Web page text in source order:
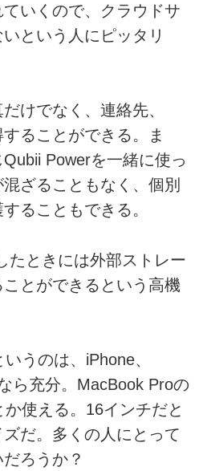
いくので、クラウドサ
という人にピッタリ
けでなく、連絡先、
ることができる。ま
Powerを一緒に使っ
ざることもなく、個別
ることもできる。
たときには外部ストレー
とができるという高機
うのは、iPhone、
ら充分。MacBook Proの
使える。16インチだと
だ。多くの人にとって
ろうか？